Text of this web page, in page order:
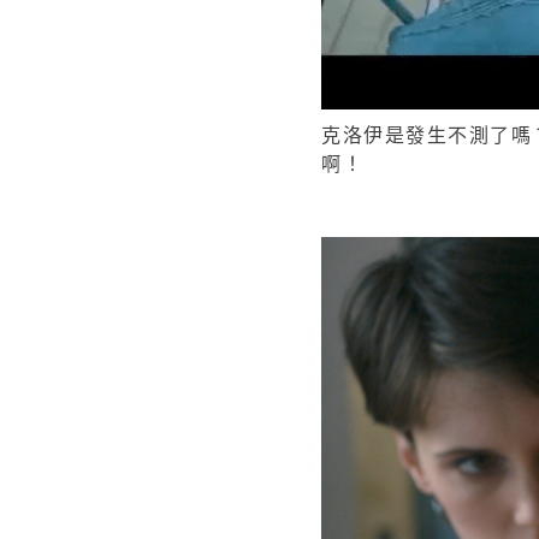
克洛伊是發生不測了
啊！